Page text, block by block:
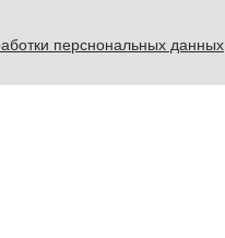
перснональных данных